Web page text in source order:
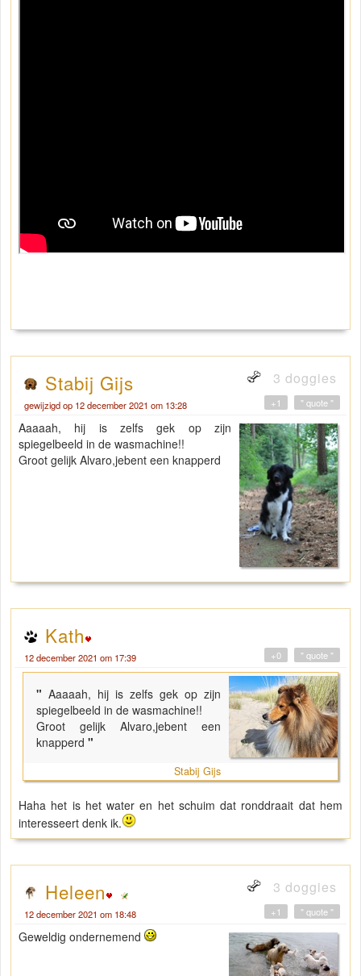
Stabij Gijs 3 doggies
gewijzigd op 12 december 2021 om 13:28 " quote "
+1
Aaaaah, hij is zelfs gek op zijn
spiegelbeeld in de wasmachine!!
Groot gelijk Alvaro,jebent een knapperd
Kath
12 december 2021 om 17:39 " quote "
+0
"Aaaaah, hij is zelfs gek op zijn
spiegelbeeld in de wasmachine!!
Groot gelijk Alvaro,jebent een
knapperd "
Stabij Gijs
Haha het is het water en het schuim dat ronddraait dat hem
interesseert denk ik.
Heleen 3 doggies
12 december 2021 om 18:48 " quote "
+1
Geweldig ondernemend